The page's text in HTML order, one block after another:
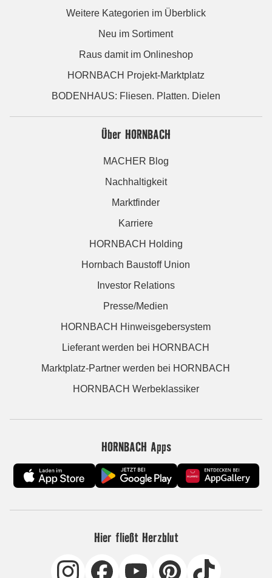
Weitere Kategorien im Überblick
Neu im Sortiment
Raus damit im Onlineshop
HORNBACH Projekt-Marktplatz
BODENHAUS: Fliesen. Platten. Dielen
Über HORNBACH
MACHER Blog
Nachhaltigkeit
Marktfinder
Karriere
HORNBACH Holding
Hornbach Baustoff Union
Investor Relations
Presse/Medien
HORNBACH Hinweisgebersystem
Lieferant werden bei HORNBACH
Marktplatz-Partner werden bei HORNBACH
HORNBACH Werbeklassiker
HORNBACH Apps
Hier fließt Herzblut